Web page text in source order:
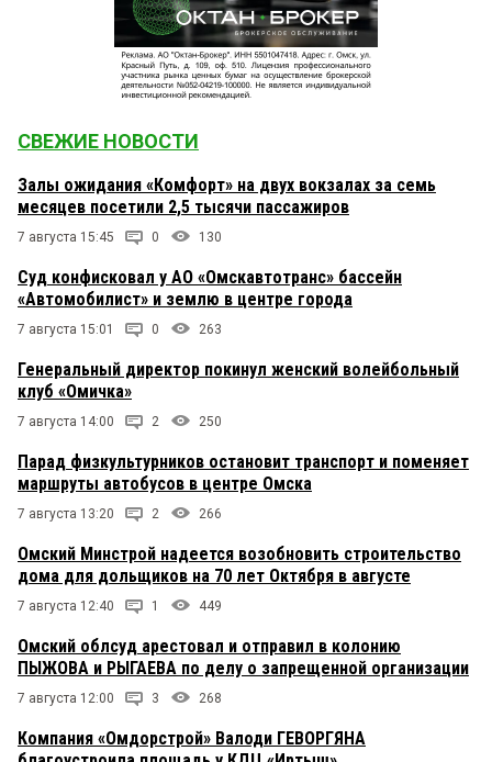
СВЕЖИЕ НОВОСТИ
Залы ожидания «Комфорт» на двух вокзалах за семь
месяцев посетили 2,5 тысячи пассажиров
7 августа 15:45 0 130
Суд конфисковал у АО «Омскавтотранс» бассейн
«Автомобилист» и землю в центре города
7 августа 15:01 0 263
Генеральный директор покинул женский волейбольный
клуб «Омичка»
7 августа 14:00 2 250
Парад физкультурников остановит транспорт и поменяет
маршруты автобусов в центре Омска
7 августа 13:20 2 266
Омский Минстрой надеется возобновить строительство
дома для дольщиков на 70 лет Октября в августе
7 августа 12:40 1 449
Омский облсуд арестовал и отправил в колонию
ПЫЖОВА и РЫГАЕВА по делу о запрещенной организации
7 августа 12:00 3 268
Компания «Омдорстрой» Валоди ГЕВОРГЯНА